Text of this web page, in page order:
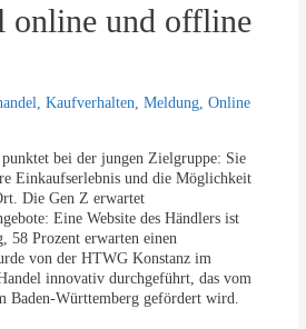
online und offline
,Kaufverhalten ,Meldung ,Online
bei der jungen Zielgruppe: Sie
Einkaufserlebnis und die Möglichkeit
Die Gen Z erwartet
Eine Website des Händlers ist
58 Prozent erwarten einen
von der HTWG Konstanz im
innovativ durchgeführt, das vom
Baden-Württemberg gefördert wird.